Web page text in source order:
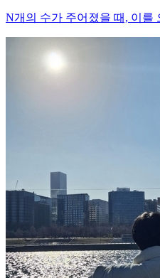
N개의 수가 주어졌을 때, 이를